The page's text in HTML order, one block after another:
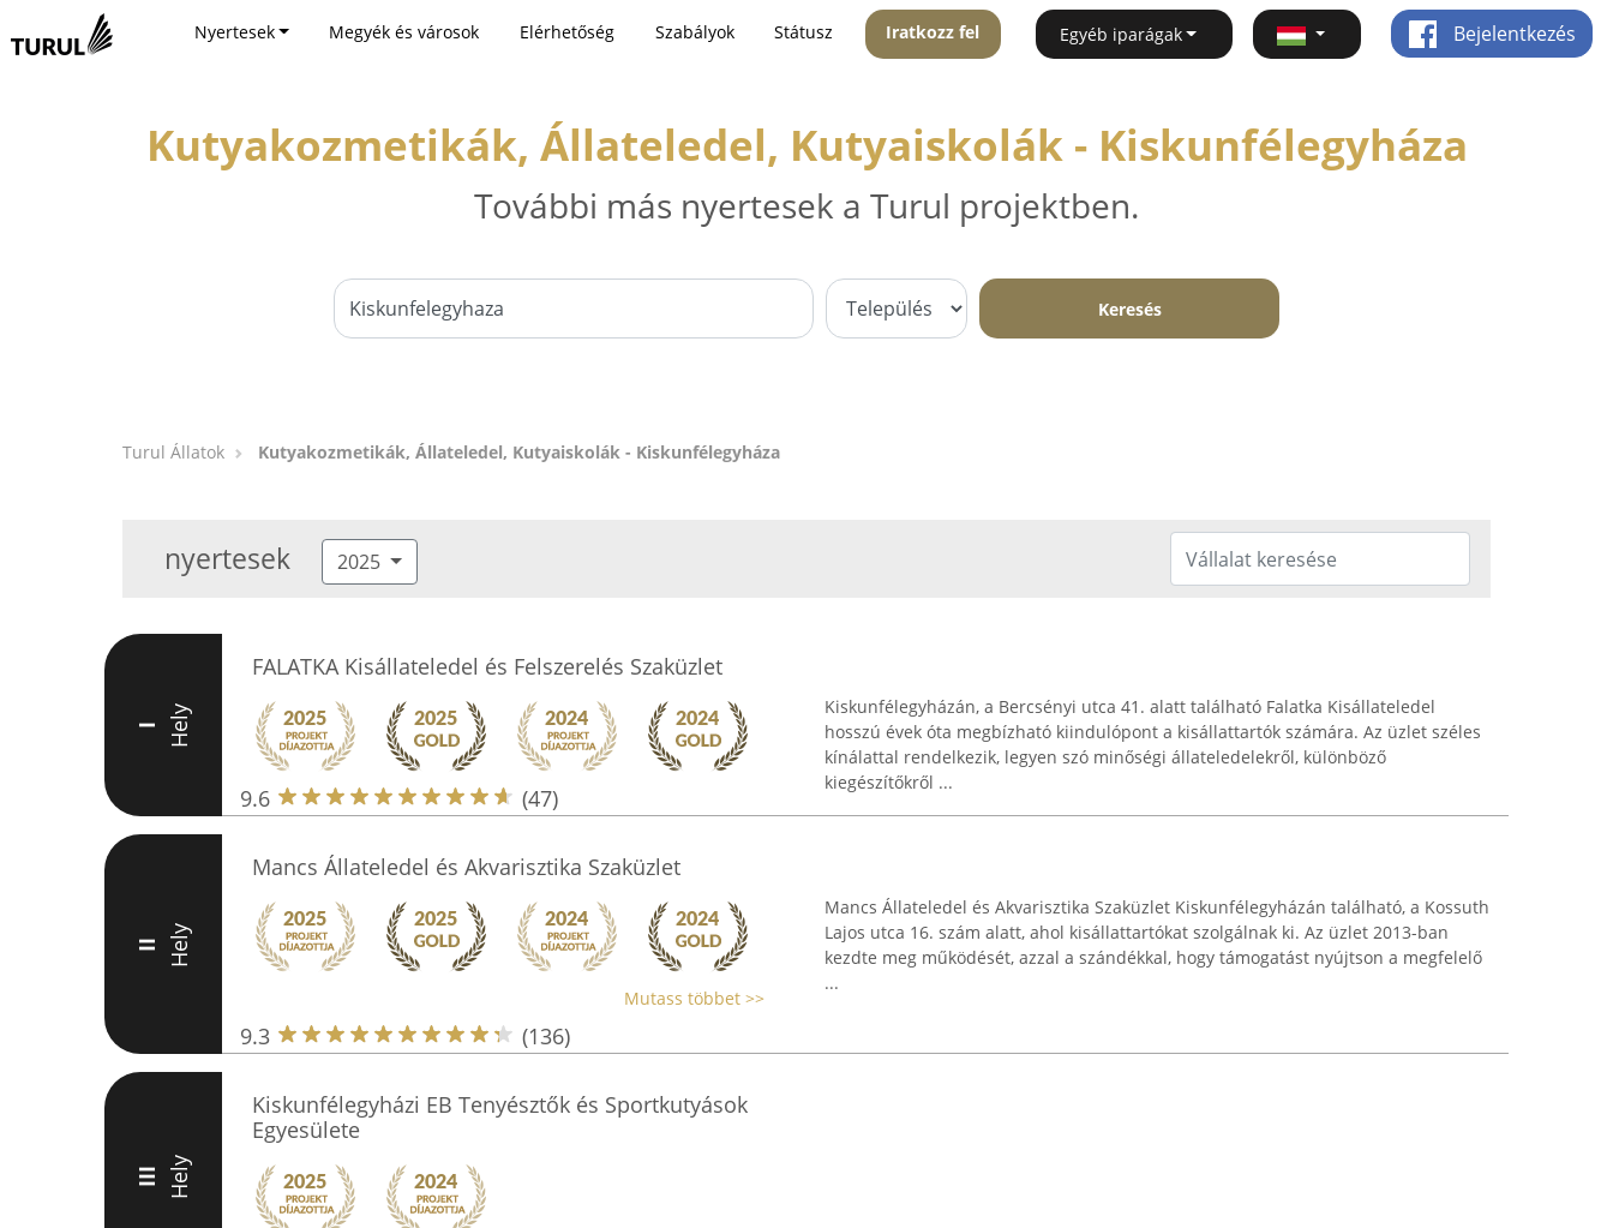
Nyertesek Megyék és városok Elérhetőség Szabályok Státusz Iratkozz fel Egyéb iparágak Bejelentkezés
Kutyakozmetikák, Állateledel, Kutyaiskolák - Kiskunfélegyháza
További más nyertesek a Turul projektben.
Keresés
Turul Állatok Kutyakozmetikák, Állateledel, Kutyaiskolák - Kiskunfélegyháza
nyertesek 2025
I Hely
FALATKA Kisállateledel és Felszerelés Szaküzlet
9.6 (47)
Kiskunfélegyházán, a Bercsényi utca 41. alatt található Falatka Kisállateledel
hosszú évek óta megbízható kiindulópont a kisállattartók számára. Az üzlet széles
kínálattal rendelkezik, legyen szó minőségi állateledelekről, különböző
kiegészítőkről ...
II Hely
Mancs Állateledel és Akvarisztika Szaküzlet
Mutass többet >>
9.3 (136)
Mancs Állateledel és Akvarisztika Szaküzlet Kiskunfélegyházán található, a Kossuth
Lajos utca 16. szám alatt, ahol kisállattartókat szolgálnak ki. Az üzlet 2013-ban
kezdte meg működését, azzal a szándékkal, hogy támogatást nyújtson a megfelelő
...
III Hely
Kiskunfélegyházi EB Tenyésztők és Sportkutyások
Egyesülete